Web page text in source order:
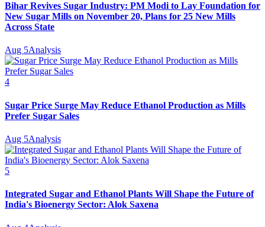
Bihar Revives Sugar Industry: PM Modi to Lay Foundation for
New Sugar Mills on November 20, Plans for 25 New Mills
Across State
Aug 5Analysis
4
Sugar Price Surge May Reduce Ethanol Production as Mills
Prefer Sugar Sales
Aug 5Analysis
5
Integrated Sugar and Ethanol Plants Will Shape the Future of
India's Bioenergy Sector: Alok Saxena